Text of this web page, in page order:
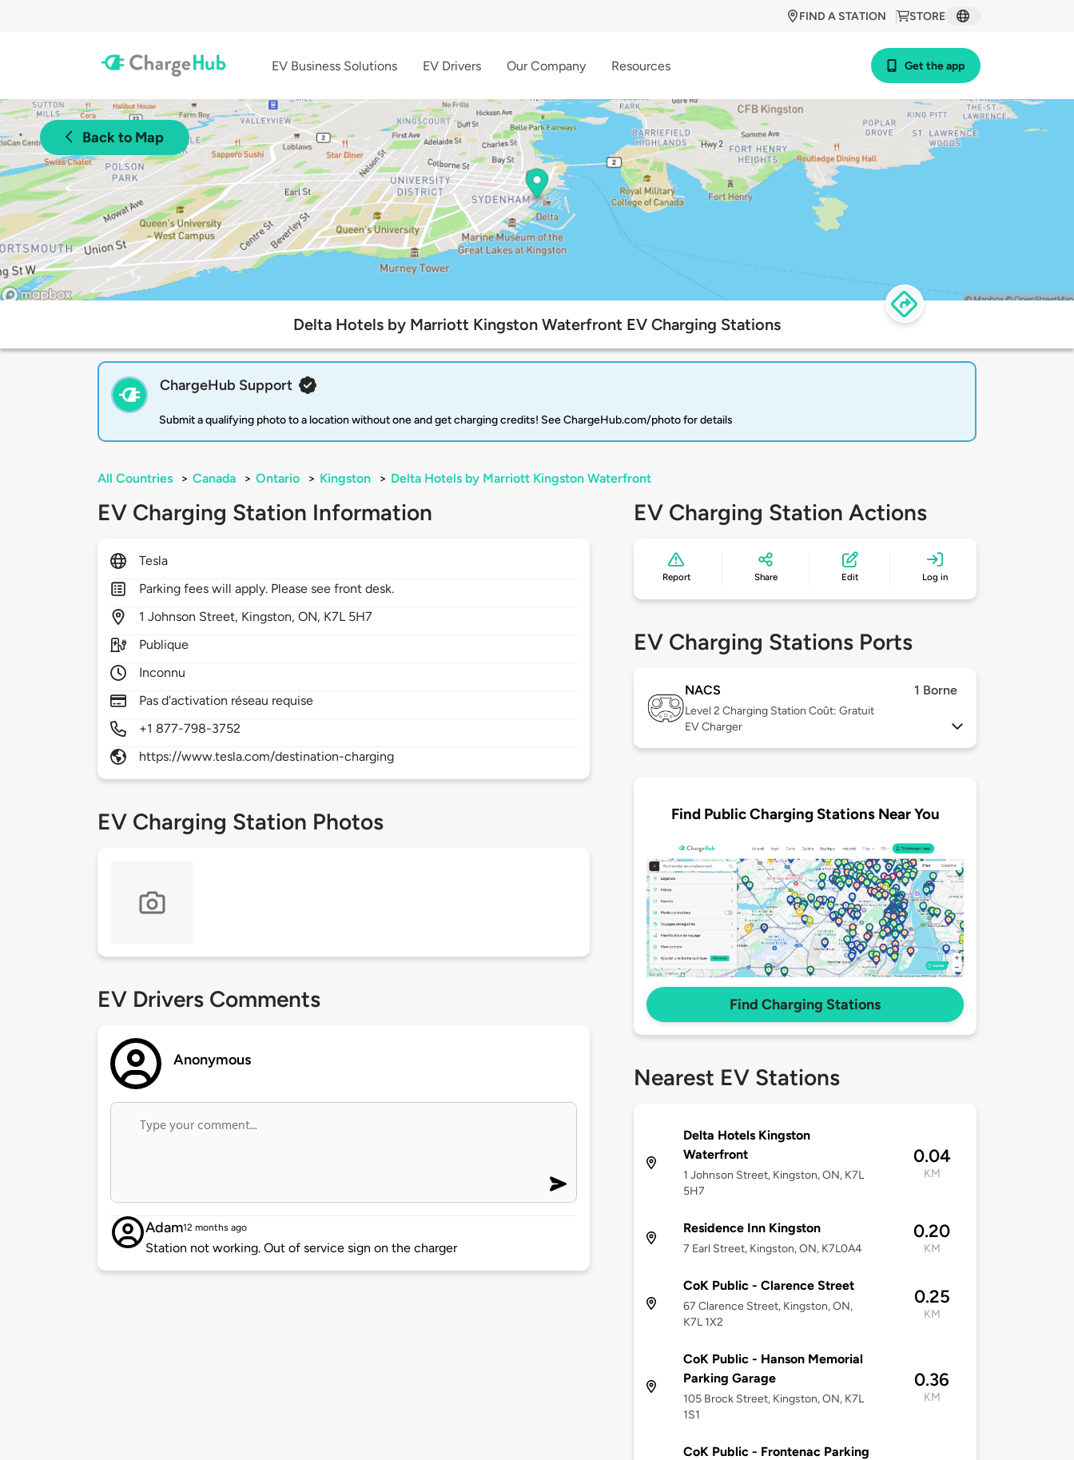
STORE
FIND A STATION
EV Business Solutions EV Drivers Our Company Resources Get the app
Back to Map
Delta Hotels by Marriott Kingston Waterfront EV Charging Stations
ChargeHub Support
Submit a qualifying photo to a location without one and get charging credits! See ChargeHub.com/photo for details
All Countries > Canada > Ontario > Kingston > Delta Hotels by Marriott Kingston Waterfront
EV Charging Station Information
Tesla
Parking fees will apply. Please see front desk.
1Johnson Street, Kingston,ON, K7L 5H7
Publique
Inconnu
Pas d'activation réseau requise
+1 877-798-3752
https://www.tesla.com/destination-charging
EV Charging Station Photos
EV Drivers Comments
Anonymous
Adam12 months ago
Station not working. Out of service sign on the charger
EV Charging Station Actions
Report Share Edit Log in
EV Charging Stations Ports
NACS 1 Borne
Level 2 Charging Station Coût: Gratuit
EV Charger
Find Public Charging Stations Near You
Find Charging Stations
Nearest EV Stations
Delta Hotels Kingston
Waterfront
1 Johnson Street, Kingston, ON, K7L
5H7
0.04
KM
Residence Inn Kingston
7 Earl Street, Kingston, ON, K7L0A4
0.20
KM
CoK Public - Clarence Street
67 Clarence Street, Kingston, ON,
K7L 1X2
0.25
KM
CoK Public - Hanson Memorial
Parking Garage
105 Brock Street, Kingston, ON, K7L
1S1
0.36
KM
CoK Public - Frontenac Parking